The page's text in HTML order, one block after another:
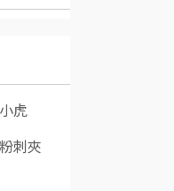
虎
刺夾